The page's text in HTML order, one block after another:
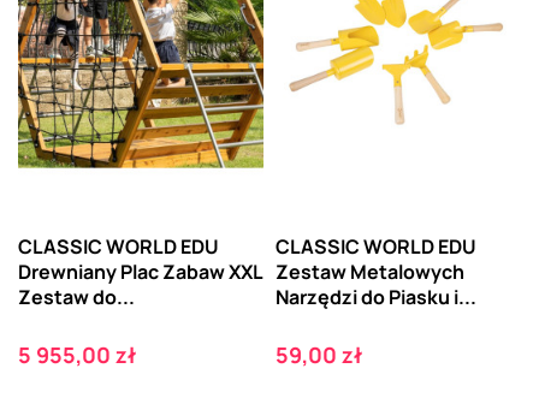
CLASSIC WORLD EDU
Drewniany Plac Zabaw XXL
Zestaw do...
Cena
5 955,00 zł
CLASSIC WORLD EDU
Zestaw Metalowych
Narzędzi do Piasku i...
Cena
59,00 zł